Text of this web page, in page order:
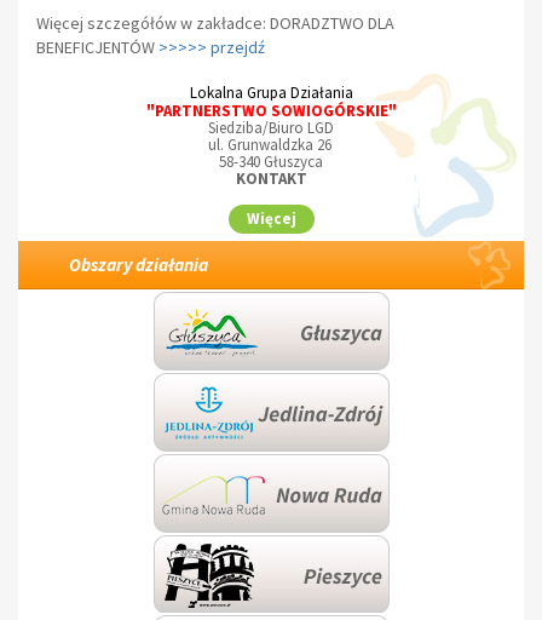
Więcej szczegółów w zakładce: DORADZTWO DLA
BENEFICJENTÓW >>>>> przejdź
Lokalna Grupa Działania
"PARTNERSTWO SOWIOGÓRSKIE"
Siedziba/Biuro LGD
ul. Grunwaldzka 26
58-340 Głuszyca
KONTAKT
Więcej
Obszary działania